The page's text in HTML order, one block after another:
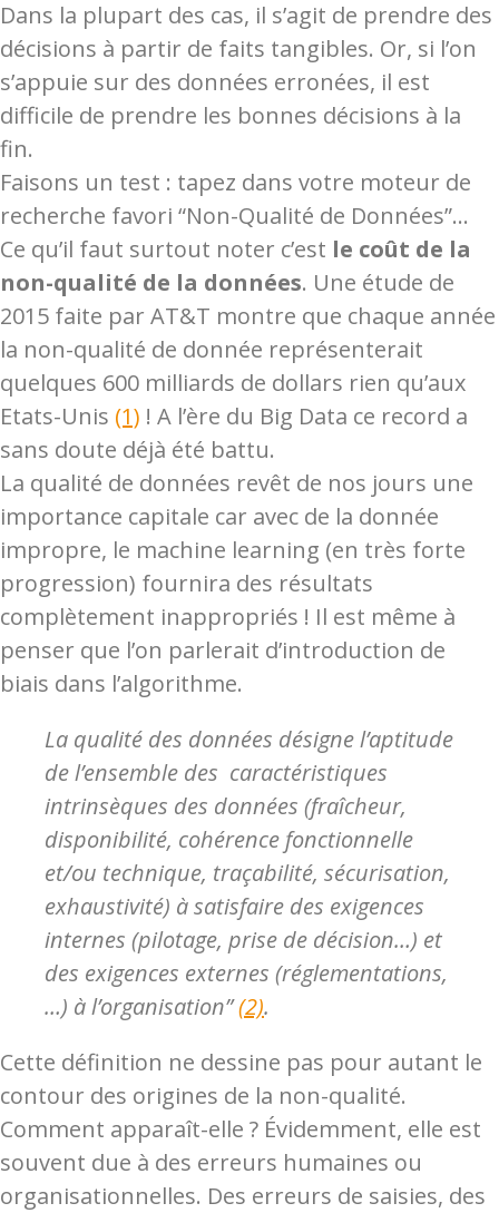
Dans la plupart des cas, il s’agit de prendre des
décisions à partir de faits tangibles. Or, si l’on
s’appuie sur des données erronées, il est
difficile de prendre les bonnes décisions à la
fin.
Faisons un test : tapez dans votre moteur de
recherche favori “Non-Qualité de Données”…
Ce qu’il faut surtout noter c’est le coût de la
non-qualité de la données. Une étude de
2015 faite par AT&T montre que chaque année
la non-qualité de donnée représenterait
quelques 600 milliards de dollars rien qu’aux
Etats-Unis (1) ! A l’ère du Big Data ce record a
sans doute déjà été battu.
La qualité de données revêt de nos jours une
importance capitale car avec de la donnée
impropre, le machine learning (en très forte
progression) fournira des résultats
complètement inappropriés ! Il est même à
penser que l’on parlerait d’introduction de
biais dans l’algorithme.
La qualité des données désigne l’aptitude
de l’ensemble des caractéristiques
intrinsèques des données (fraîcheur,
disponibilité, cohérence fonctionnelle
et/ou technique, traçabilité, sécurisation,
exhaustivité) à satisfaire des exigences
internes (pilotage, prise de décision…) et
des exigences externes (réglementations,
…) à l’organisation”(2).
Cette définition ne dessine pas pour autant le
contour des origines de la non-qualité.
Comment apparaît-elle ? Évidemment, elle est
souvent due à des erreurs humaines ou
organisationnelles. Des erreurs de saisies, des